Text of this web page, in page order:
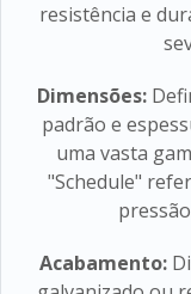
resistência e
Dimensões:
padrão e
uma vasta
"Schedule"
Acabamento: